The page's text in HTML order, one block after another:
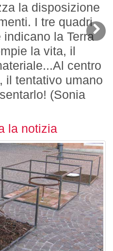
la disposizione
I tre quadri
indicano la Terra
la vita, il
centro
il tentativo umano
(Sonia
la notizia